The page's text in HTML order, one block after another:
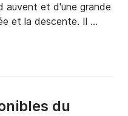
auvent et d'une grande
et la descente. Il
consommation.
du